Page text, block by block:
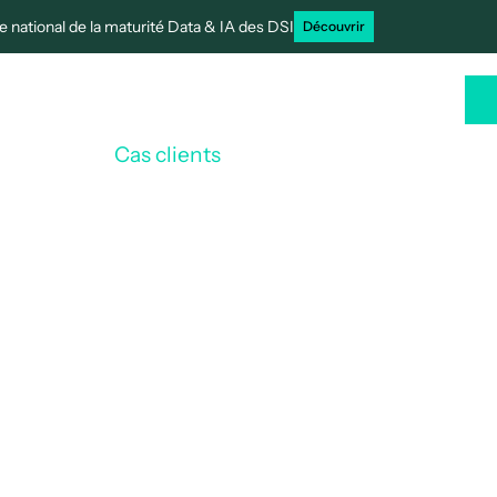
national de la maturité Data & IA des DSI Découvrir
Cas clients/